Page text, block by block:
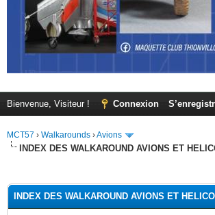
Bienvenue, Visiteur ! Connexion
MCT57 › Walkarounds ›Avions
INDEX DES WALKAROUND AVIONS ET
INDEX DES WALKAROUND AVIONS ET